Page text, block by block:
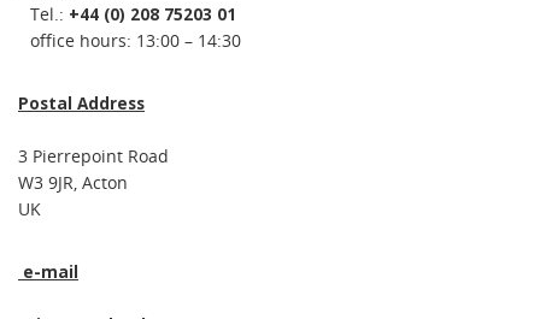
Tel.: +44 (0) 208 75203 01
office hours: 13:00 – 14:30
Postal Address
3 Pierrepoint Road
W3 9JR, Acton
UK
e-mail